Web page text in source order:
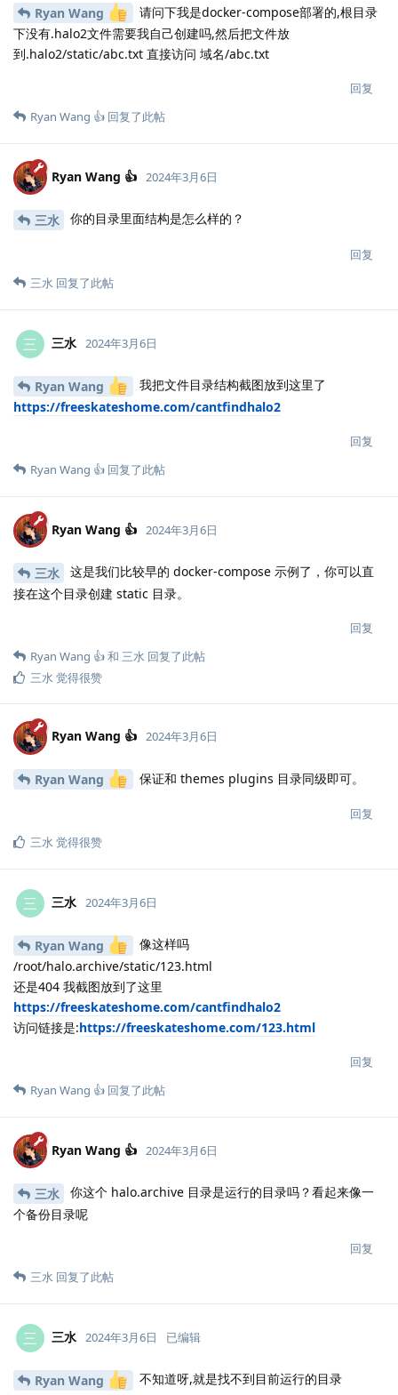
Ryan Wang
请问下我是docker-compose部署的,根目录
下没有.halo2文件需要我自己创建吗,然后把文件放
到.halo2/static/abc.txt 直接访问 域名/abc.txt
回复
Ryan Wang 👍 回复了此帖
Ryan Wang 👍 2024年3月6日
三水 你的目录里面结构是怎么样的？
回复
三水 回复了此帖
三 三水 2024年3月6日
Ryan Wang
我把文件目录结构截图放到这里了
https://freeskateshome.com/cantfindhalo2
回复
Ryan Wang 👍 回复了此帖
Ryan Wang 👍 2024年3月6日
三水
这是我们比较早的 docker-compose 示例了，你可以直
接在这个目录创建 static 目录。
回复
Ryan Wang 👍和 三水 回复了此帖
三水 觉得很赞
Ryan Wang 👍 2024年3月6日
Ryan Wang 保证和 themes plugins 目录同级即可。
回复
三水觉得很赞
三 三水 2024年3月6日
Ryan Wang
像这样吗
/root/halo.archive/static/123.html
还是404 我截图放到了这里
https://freeskateshome.com/cantfindhalo2
访问链接是:https://freeskateshome.com/123.html
回复
Ryan Wang 👍 回复了此帖
Ryan Wang 👍 2024年3月6日
三水
你这个 halo.archive 目录是运行的目录吗？看起来像一
个备份目录呢
回复
三水 回复了此帖
三 三水 2024年3月6日 已编辑
Ryan Wang 不知道呀,就是找不到目前运行的目录